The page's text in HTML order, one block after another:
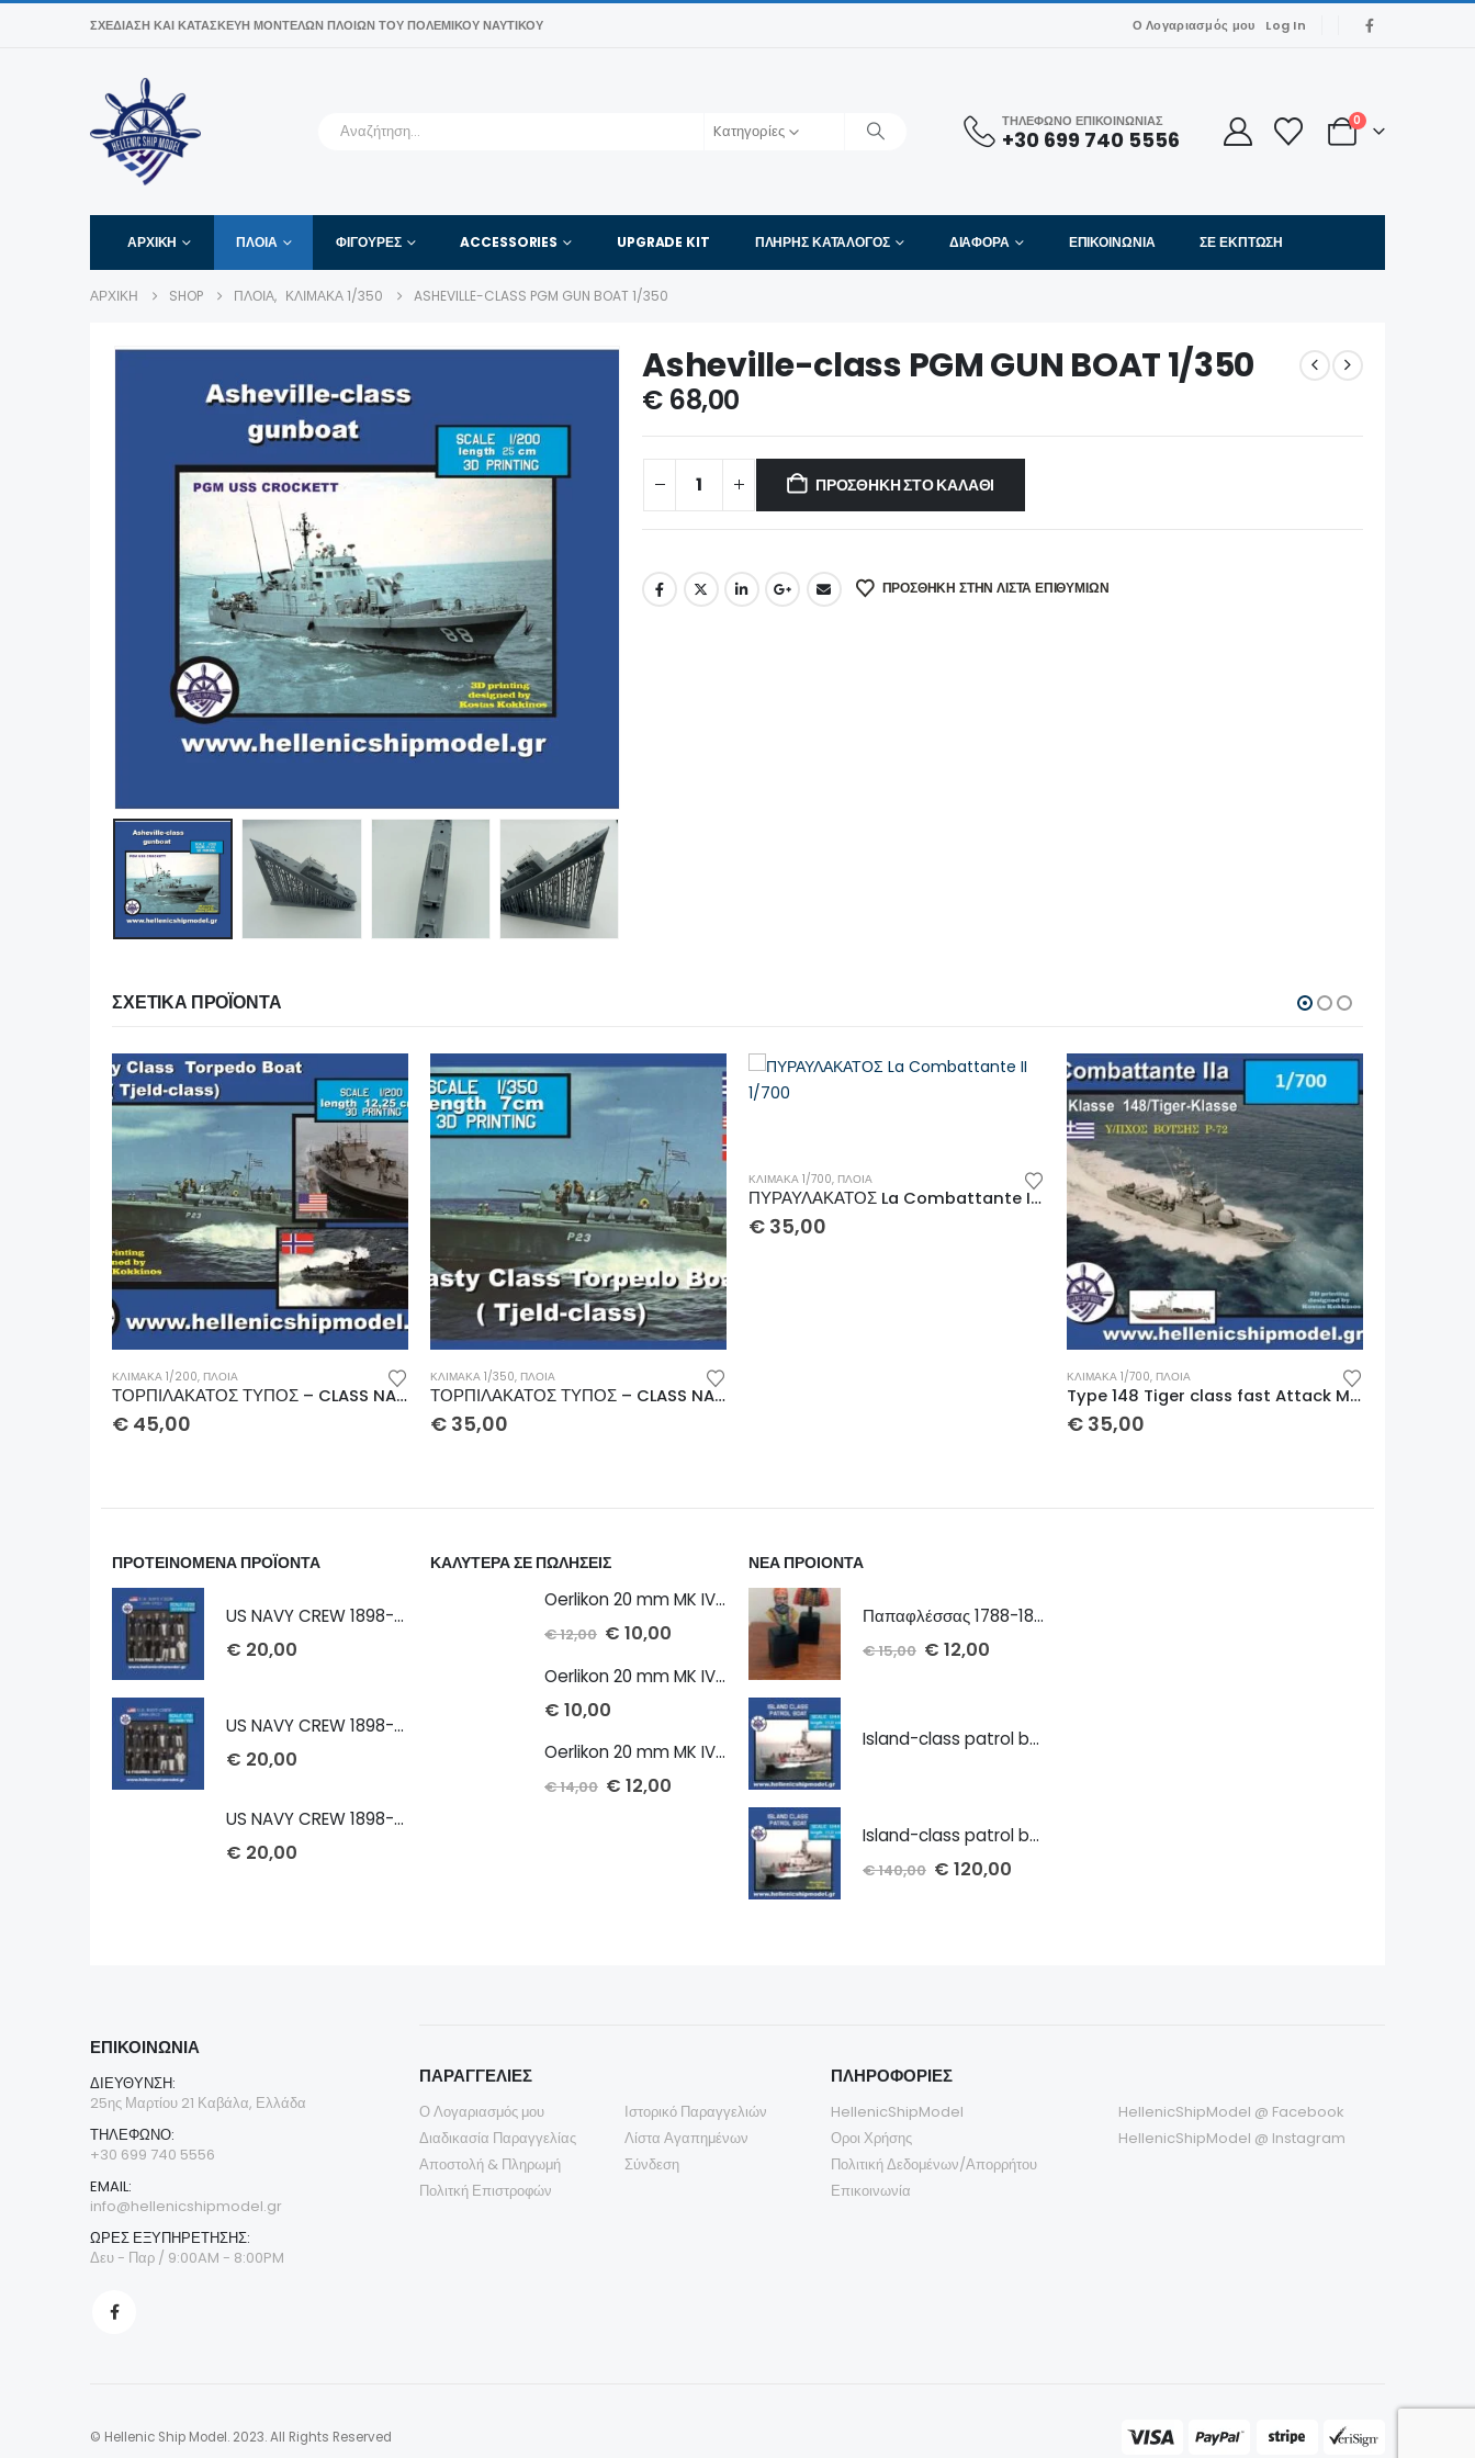
ΣΧΕΔΊΑΣΗ ΚΑΙ ΚΑΤΑΣΚΕΥΉ ΜΟΝΤΈΛΩΝ ΠΛΟΊΩΝ ΤΟΥ ΠΟΛΕΜΙΚΟΎ ΝΑΥΤΙΚΟΎ Ο Λογαριασμός μου Log In
Kατηγορίες ΤΗΛΕΦΩΝΟ ΕΠΙΚΟΙΝΩΝΙΑΣ
+30 699 740 5556
0
ΑΡΧΙΚΉ ΠΛΟΙΑ ΦΙΓΟΎΡΕΣ ACCESSORIES UPGRADE KIT ΠΛΉΡΗΣ ΚΑΤΆΛΟΓΟΣ ΔΙΑΦΟΡΑ ΕΠΙΚΟΙΝΩΝΊΑ ΣΕ ΈΚΠΤΩΣΗ
ΑΡΧΙΚΉ SHOP ΠΛΟΙΑ, ΚΛΊΜΑΚΑ 1/350 ASHEVILLE-CLASS PGM GUN BOAT 1/350
Asheville-class PGM GUN BOAT 1/350
€68,00
ΠΡΟΣΘΉΚΗ ΣΤΟ ΚΑΛΆΘΙ
ΠΡΌΣΘΉΚΗ ΣΤΗΝ ΛΊΣΤΑ ΕΠΙΘΥΜΙΏΝ
ΣΧΕΤΙΚΆ ΠΡΟΪΌΝΤΑ
ΚΛΊΜΑΚΑ 1/350, ΠΛΟΙΑ
ΤΟΡΠΙΛΑΚΑΤΟΣ ΤΥΠΟΣ – CLASS NASTY-TJELD 1/350
€ 35,00
ΠΥΡΑΥΛΑΚΑΤΟΣ La Combattante II 1/700
€35,00
ΚΛΊΜΑΚΑ 1/200 ,ΠΛΟΙΑ
ΠΥΡΑΥΛΑΚΑΤΟΣ La Combattante II 1/200
€ 120,00
ΠΡΟΤΕΙΝΟΜΕΝΑ ΠΡΟΪΟΝΤΑ
US NAVY CREW 1898-1913 1/232
€ 20,00
US NAVY CREW 1898-1913 1/72
€ 20,00
US NAVY CREW 1898-1913 1/100
€ 20,00
ΚΑΛΥΤΕΡΑ ΣΕ ΠΩΛΗΣΕΙΣ
Oerlikon 20 mm MK IV cannon 1/72 x 2 τμχ
€12,00 € 10,00
Oerlikon 20 mm MK IV cannon 1/100 x 2 τμχ
€ 10,00
Oerlikon 20 mm MK IV twin cannon 1/72 x 2 τμχ
€14,00 € 12,00
ΝΕΑ ΠΡΟΙΟΝΤΑ
Παπαφλέσσας 1788-1825 Bust
€15,00 € 12,00
Island-class patrol boat 1/700
Island-class patrol boat 1/144
€140,00 € 120,00
ΕΠΙΚΟΙΝΩΝΊΑ
ΔΙΕΎΘΥΝΣΗ:
25ης Μαρτίου 21 Καβάλα, Ελλάδα
ΤΗΛΈΦΩΝΟ:
+30 699 740 5556
EMAIL:
info@hellenicshipmodel.gr
ΩΡΕΣ ΕΞΥΠΗΡΕΤΗΣΗΣ:
Δευ - Παρ / 9:00AM - 8:00PM
ΠΑΡΑΓΓΕΛΙΕΣ
Ο Λογαριασμός μου
Διαδικασία Παραγγελίας
Αποστολή & Πληρωμή
Πολιτκή Επιστροφών
Ιστορικό Παραγγελιών
Λίστα Αγαπημένων
Σύνδεση
ΠΛΗΡΟΦΟΡΙΕΣ
HellenicShipModel
Οροι Χρήσης
Πολιτική Δεδομένων/Απορρήτου
Επικοινωνία
HellenicShipModel @ Facebook
HellenicShipModel @ Instagram
© Hellenic Ship Model. 2023. All Rights Reserved